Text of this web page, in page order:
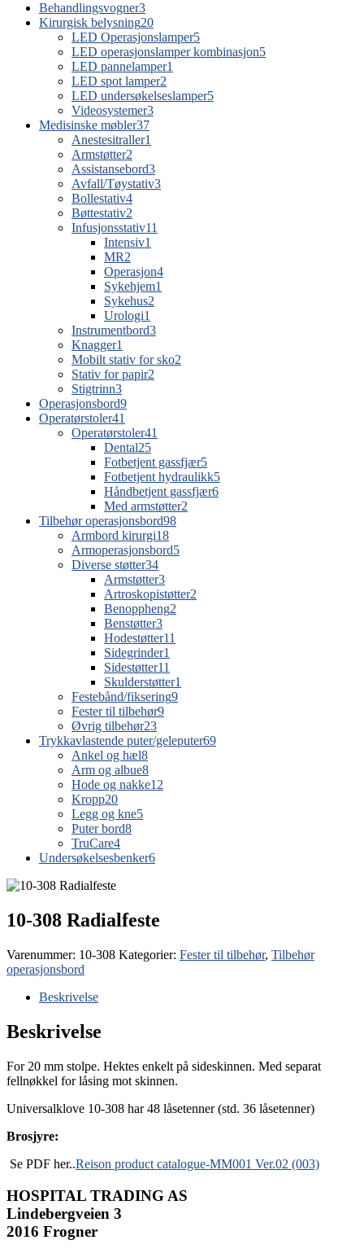
Behandlingsvogner3
Kirurgisk belysning20
LED Operasjonslamper5
LED operasjonslamper kombinasjon5
LED pannelamper1
LED spot lamper2
LED undersøkelseslamper5
Videosystemer3
Medisinske møbler37
Anestesitraller1
Armstøtter2
Assistansebord3
Avfall/Tøystativ3
Bollestativ4
Bøttestativ2
Infusjonsstativ11
Intensiv1
MR2
Operasjon4
Sykehjem1
Sykehus2
Urologi1
Instrumentbord3
Knagger1
Mobilt stativ for sko2
Stativ for papir2
Stigtrinn3
Operasjonsbord9
Operatørstoler41
Operatørstoler41
Dental25
Fotbetjent gassfjær5
Fotbetjent hydraulikk5
Håndbetjent gassfjær6
Med armstøtter2
Tilbehør operasjonsbord98
Armbord kirurgi18
Armoperasjonsbord5
Diverse støtter34
Armstøtter3
Artroskopistøtter2
Benoppheng2
Benstøtter3
Hodestøtter11
Sidegrinder1
Sidestøtter11
Skulderstøtter1
Festebånd/fiksering9
Fester til tilbehør9
Øvrig tilbehør23
Trykkavlastende puter/geleputer69
Ankel og hæl8
Arm og albue8
Hode og nakke12
Kropp20
Legg og kne5
Puter bord8
TruCare4
Undersøkelsesbenker6
10-308 Radialfeste
Varenummer: 10-308 Kategorier: Fester til tilbehør, Tilbehør
operasjonsbord
Beskrivelse
Beskrivelse
For 20 mm stolpe. Hektes enkelt på sideskinnen. Med separat
fellnøkkel for låsing mot skinnen.
Universalklove 10-308 har 48 låsetenner (std. 36 låsetenner)
Brosjyre:
Se PDF her..Reison product catalogue-MM001 Ver.02 (003)
HOSPITAL TRADING AS
Lindebergveien 3
2016 Frogner